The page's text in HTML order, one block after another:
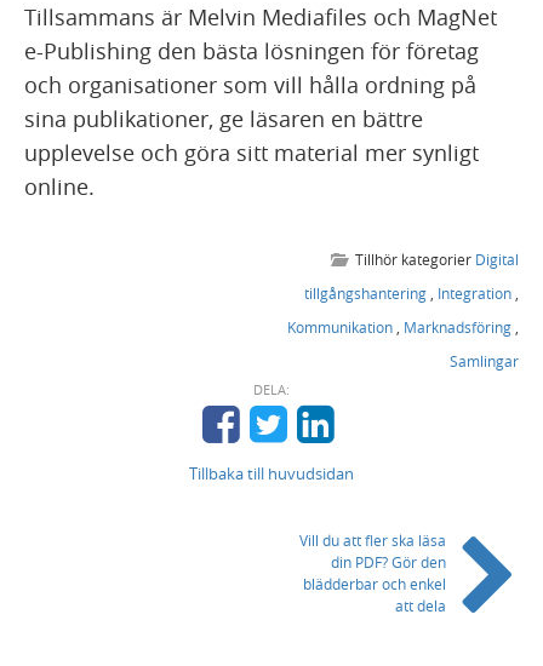
Tillsammans är Melvin Mediafiles och MagNet
e-Publishing den bästa lösningen för företag
och organisationer som vill hålla ordning på
sina publikationer, ge läsaren en bättre
upplevelse och göra sitt material mer synligt
online.
Tillhör kategorier Digital
tillgångshantering
Integration
Kommunikation
Marknadsföring
Samlingar
DELA:
Tillbaka till huvudsidan
Vill du att fler ska läsa
din PDF? Gör den
blädderbar och enkel
att dela